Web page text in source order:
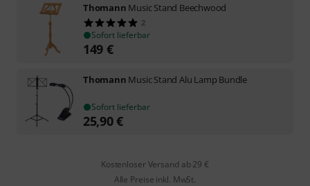
Thomann Music Stand Beechwood
2
Sofort lieferbar
149 €
Thomann Music Stand Alu Lamp Bundle
Sofort lieferbar
25,90€
Kostenloser Versand ab 29 €
Alle Preise inkl. MwSt.